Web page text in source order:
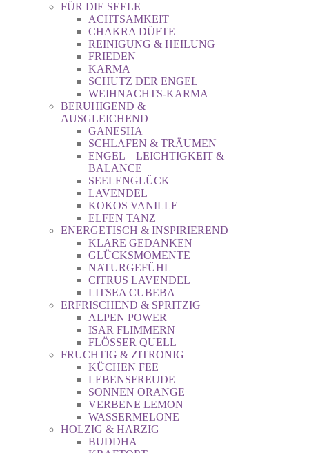
FÜR DIE SEELE
ACHTSAMKEIT
CHAKRA DÜFTE
REINIGUNG & HEILUNG
FRIEDEN
KARMA
SCHUTZ DER ENGEL
WEIHNACHTS-KARMA
BERUHIGEND &
AUSGLEICHEND
GANESHA
SCHLAFEN & TRÄUMEN
ENGEL – LEICHTIGKEIT &
BALANCE
SEELENGLÜCK
LAVENDEL
KOKOS VANILLE
ELFEN TANZ
ENERGETISCH & INSPIRIEREND
KLARE GEDANKEN
GLÜCKSMOMENTE
NATURGEFÜHL
CITRUS LAVENDEL
LITSEA CUBEBA
ERFRISCHEND & SPRITZIG
ALPEN POWER
ISAR FLIMMERN
FLÖSSER QUELL
FRUCHTIG & ZITRONIG
KÜCHEN FEE
LEBENSFREUDE
SONNEN ORANGE
VERBENE LEMON
WASSERMELONE
HOLZIG & HARZIG
BUDDHA